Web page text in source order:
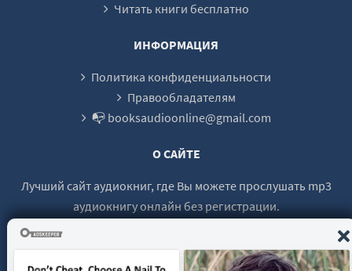
Читать книги бесплатно
ИНФОРМАЦИЯ
Политика конфиденциальности
Правообладателям
📭 booksaudioonline@gmail.com
О САЙТЕ
Лучший сайт аудиокниг, где Вы можете прослушать mp3
аудиокнигу онлайн без регистрации.